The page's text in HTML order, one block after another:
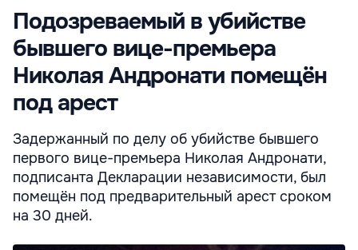
Подозреваемый в убийстве
бывшего вице-премьера
Николая Андронати помещён
под арест
Задержанный по делу об убийстве бывшего
первого вице-премьера Николая Андронати,
подписанта Декларации независимости, был
помещён под предварительный арест сроком
на 30 дней.